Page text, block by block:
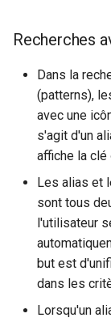
Recherches
Dans la
(patterns),
avec une
s'agit d'un
affiche la clé
Les alias et
sont tous
l'utilisateur
but est
dans les
Lorsqu'un